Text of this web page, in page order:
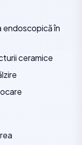
endoscopică în
ceramice